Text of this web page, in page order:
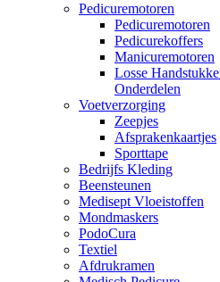
Pedicuremotoren
Pedicuremotoren
Pedicurekoffers
Manicuremotoren
Losse
Onderdelen
Voetverzorging
Zeepjes
Afsprakenkaartjes
Sporttape
Bedrijfs Kleding
Beensteunen
Medisept Vloeistoffen
Mondmaskers
PodoCura
Textiel
Afdrukramen